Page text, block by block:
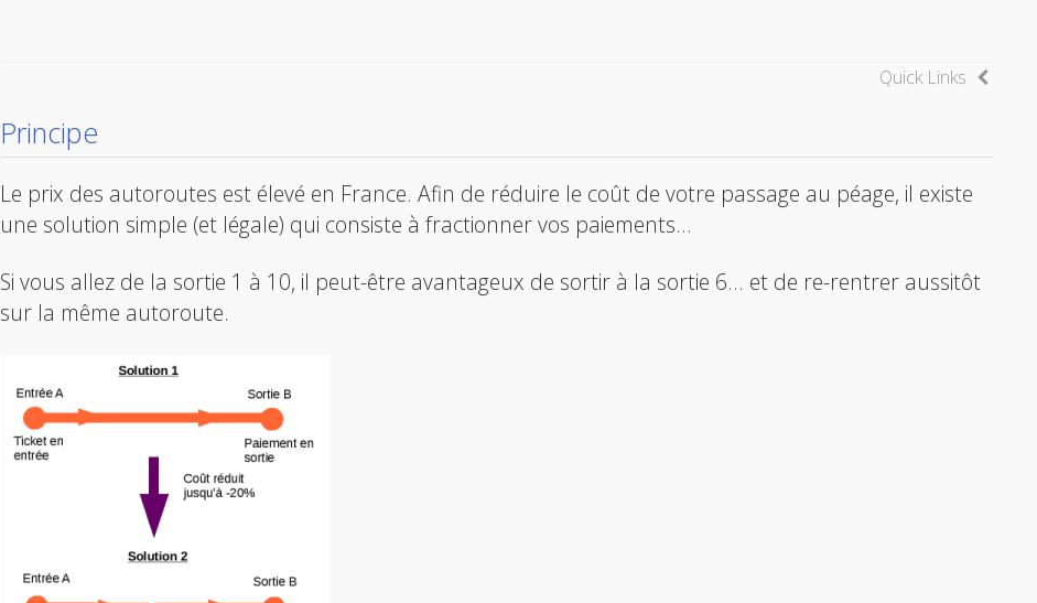
Quick Links
Principe
Le prix des autoroutes est élevé en France. Afin de réduire le coût de votre passage au péage, il existe
une solution simple (et légale) qui consiste à fractionner vos paiements...
Si vous allez de la sortie 1 à 10, il peut-être avantageux de sortir à la sortie 6... et de re-rentrer aussitôt
sur la même autoroute.